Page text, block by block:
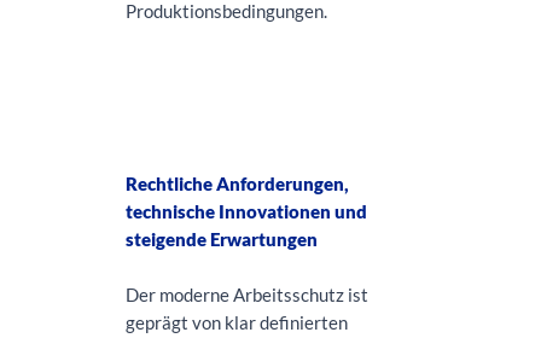
Produktionsbedingungen.
Rechtliche Anforderungen,
technische Innovationen und
steigende Erwartungen
Der moderne Arbeitsschutz ist
geprägt von klar definierten